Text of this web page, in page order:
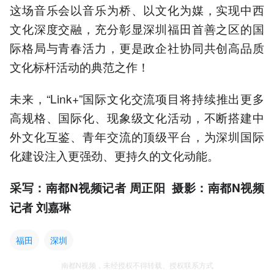
这场音乐会以音乐为桥、以文化为媒，实现中西
文化深度交融，充分彰显深圳福田首善之区的国
际格局与青春活力，更是政企社协同共创高品质
文化标杆活动的典范之作！
未来，“Link+”国际文化交流项目将持续推出更多
高规格、国际化、现象级文化活动，不断搭建中
外文化互鉴、青年交流的顶级平台，为深圳国际
化建设注入更强劲、更持久的文化动能。
采写：南都N视频记者 周正阳 摄影：南都N视频
记者 刘嘉琳
福田 深圳
南都N视频，未经授权不得转载、授权联系方式